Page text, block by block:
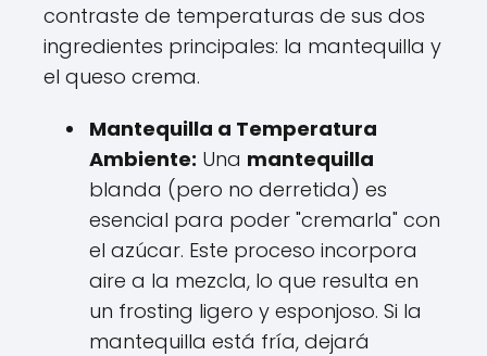
contraste de temperaturas de sus dos
ingredientes principales: la mantequilla y
el queso crema.
Mantequilla a Temperatura
Ambiente: Una mantequilla
blanda (pero no derretida) es
esencial para poder "cremarla" con
el azúcar. Este proceso incorpora
aire a la mezcla, lo que resulta en
un frosting ligero y esponjoso. Si la
mantequilla está fría, dejará